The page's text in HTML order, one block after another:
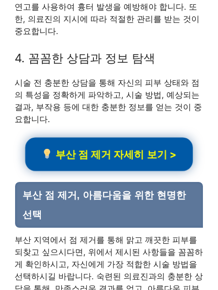
연고를 사용하여 흉터 발생을 예방해야 합니다. 또
한, 의료진의 지시에 따라 적절한 관리를 받는 것이
중요합니다.
4. 꼼꼼한 상담과 정보 탐색
시술 전 충분한 상담을 통해 자신의 피부 상태와 점
의 특성을 정확하게 파악하고, 시술 방법, 예상되는
결과, 부작용 등에 대한 충분한 정보를 얻는 것이 중
요합니다.
부산 점 제거 자세히 보기 >
부산 점 제거, 아름다움을 위한 현명한
선택
부산 지역에서 점 제거를 통해 맑고 깨끗한 피부를
되찾고 싶으시다면, 위에서 제시된 사항들을 꼼꼼하
게 확인하시고, 자신에게 가장 적합한 시술 방법을
선택하시길 바랍니다. 숙련된 의료진과의 충분한 상